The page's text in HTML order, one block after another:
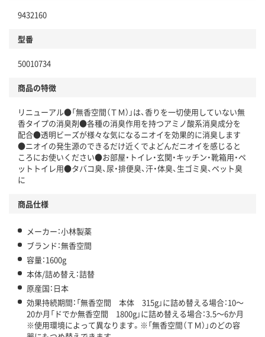
仕組
この商品の環境配慮ポイントです。下記商品詳細「
アスクル商品環境スコア詳細／加点項目
」で確認できます。
9432160
型番
50010734
商品の特徴
リニューアル●「無香空間（ＴＭ）」は、香りを一切使用していない無
香タイプの消臭剤●各種の消臭作用を持つアミノ酸系消臭成分を
配合●透明ビーズが様々な気になるニオイを効果的に消臭します
●ニオイの発生源のできるだけ近くでよどんだニオイを感じると
ころにお使いください●お部屋・トイレ・玄関・キッチン・靴箱用・ペ
ットトイレ用●タバコ臭、尿・排便臭、汗・体臭、生ゴミ臭、ペット臭
に
商品仕様
メーカー：小林製薬
ブランド：無香空間
容量：1600g
本体/詰め替え：詰替
原産国：日本
効果持続期間：「無香空間 本体 315g」に詰め替える場合：10～
20か月「ドでか無香空間 1800g」に詰め替える場合：3.5～6か月
※使用環境によって異なります。※「無香空間（ＴＭ）」のどの容